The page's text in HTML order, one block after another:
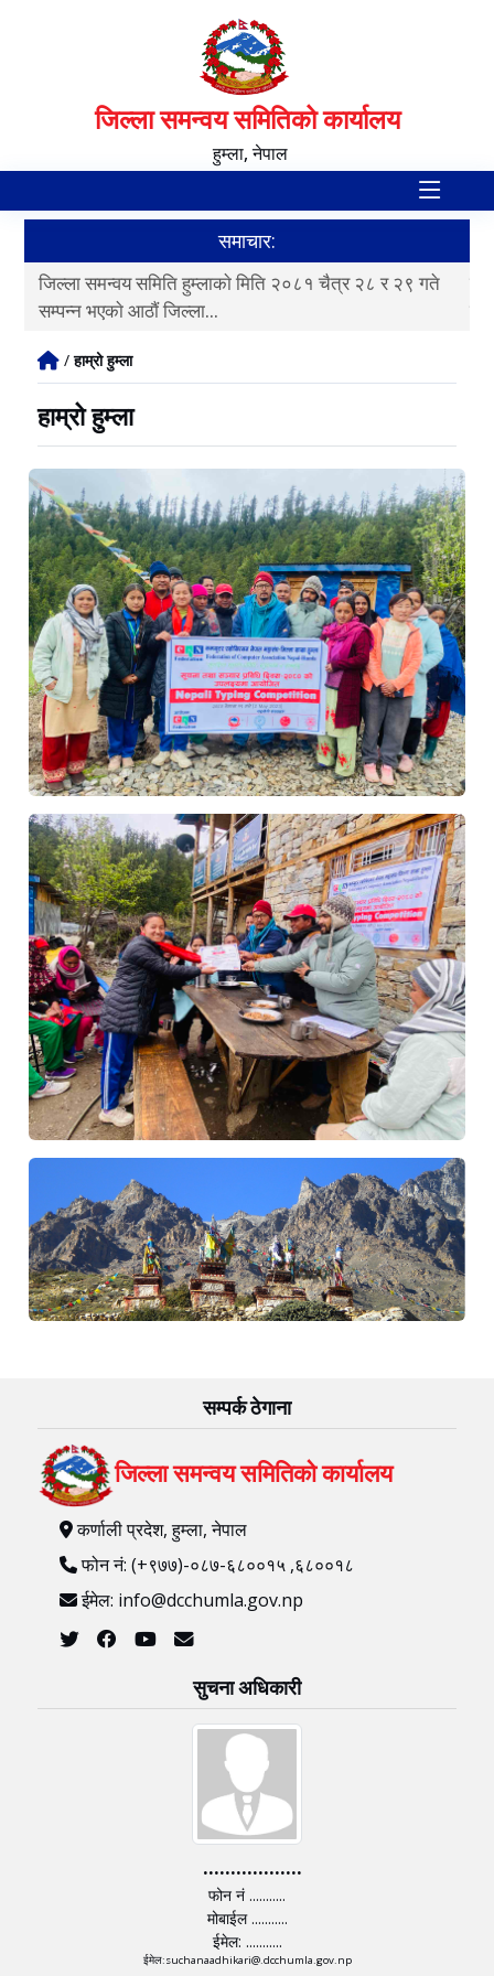
जिल्ला समन्वय समितिको कार्यालय
हुम्ला, नेपाल
समाचार:
जिल्ला समन्वय समिति हुम्लाकाे मिति २०८१ चैत्र २८ र २९ गते
सम्पन्न भएकाे आठाैं जिल्ला...
/हाम्रो हुम्ला
हाम्रो हुम्ला
सम्पर्क ठेगाना
जिल्ला समन्वय समितिको कार्यालय
कर्णाली प्रदेश, हुम्ला, नेपाल
फोन नं: (+९७७)-०८७-६८००१५ ,६८००१८
ईमेल: info@dcchumla.gov.np
सुचना अधिकारी
..................
फोन नं ...........
मोबाईल ...........
ईमेल: ...........
ईमेल:suchanaadhikari@.dcchumla.gov.np